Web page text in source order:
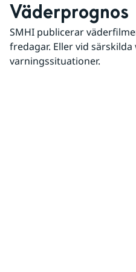
Väderprognos
SMHI publicerar
fredagar. Eller vid särskilda
varningssituationer.